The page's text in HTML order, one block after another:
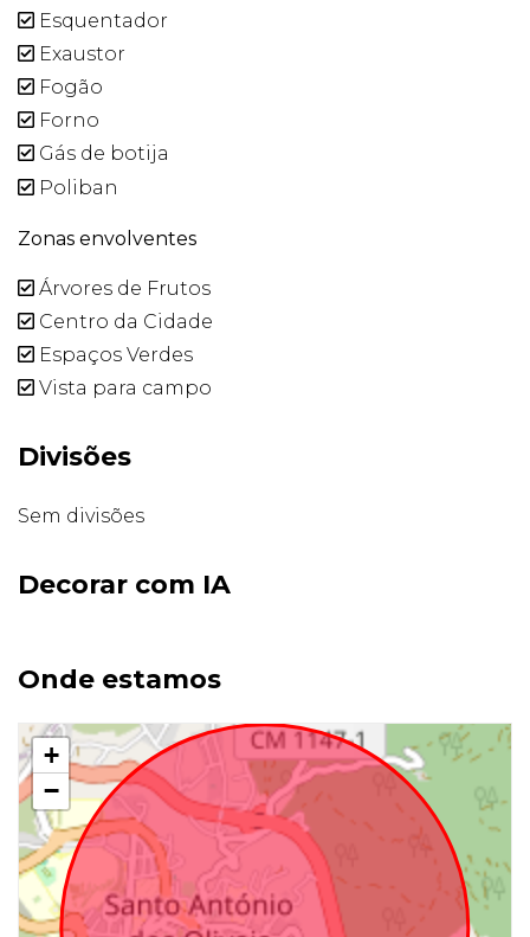
Esquentador
Exaustor
Fogão
Forno
Gás de botija
Poliban
Zonas envolventes
Árvores de Frutos
Centro da Cidade
Espaços Verdes
Vista para campo
Divisões
Sem divisões
Decorar com IA
Onde estamos
+
−